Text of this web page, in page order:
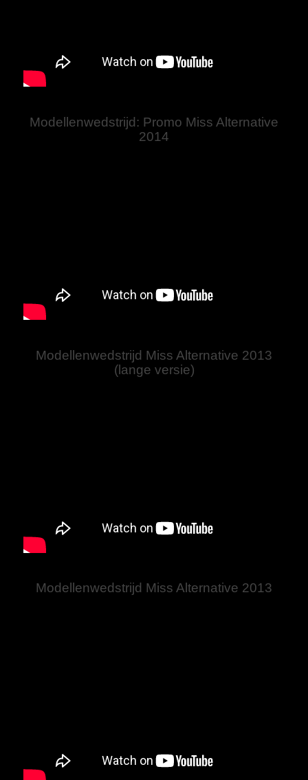
Modellenwedstrijd: Promo Miss Alternative
2014
Modellenwedstrijd Miss Alternative 2013
(lange versie)
Modellenwedstrijd Miss Alternative 2013